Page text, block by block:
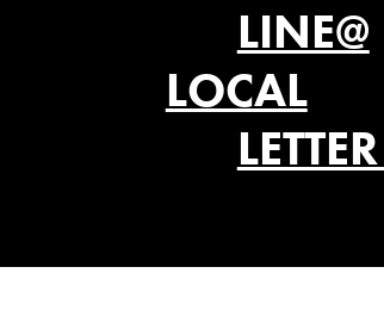
LINE@
LOCAL
LETTER